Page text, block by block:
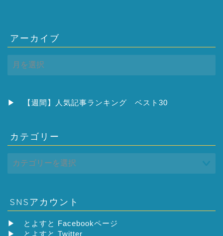
アーカイブ
ー
ブ
▶ 【週間】人気記事ランキング ベスト30
カテゴリー
SNSアカウント
▶
とよすと Facebookページ
▶
とよすと Twitter